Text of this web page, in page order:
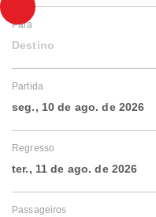
Para
Destino
Partida
seg., 10 de ago. de 2026
Regresso
ter., 11 de ago. de 2026
Passageiros